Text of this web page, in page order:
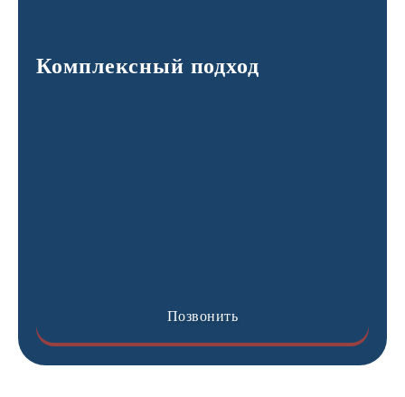
Комплексный подход
Позвонить